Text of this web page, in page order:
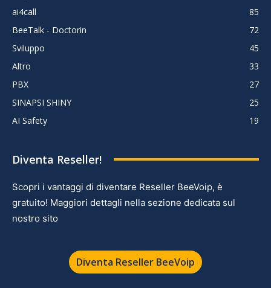
ai4call
85
BeeTalk - Doctorin
72
Sviluppo
45
Altro
33
PBX
27
SINAPSI SHINY
25
AI Safety
19
Diventa Reseller!
Scopri i vantaggi di diventare Reseller BeeVoip, è
gratuito! Maggiori dettagli nella sezione dedicata sul
nostro sito
Diventa Reseller BeeVoip